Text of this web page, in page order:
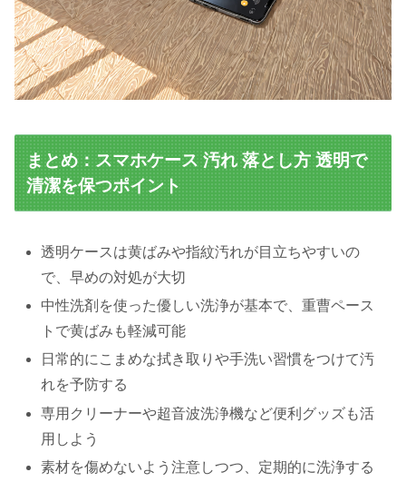
まとめ：スマホケース 汚れ 落とし方 透明で
清潔を保つポイント
透明ケースは黄ばみや指紋汚れが目立ちやすいの
で、早めの対処が大切
中性洗剤を使った優しい洗浄が基本で、重曹ペース
トで黄ばみも軽減可能
日常的にこまめな拭き取りや手洗い習慣をつけて汚
れを予防する
専用クリーナーや超音波洗浄機など便利グッズも活
用しよう
素材を傷めないよう注意しつつ、定期的に洗浄する